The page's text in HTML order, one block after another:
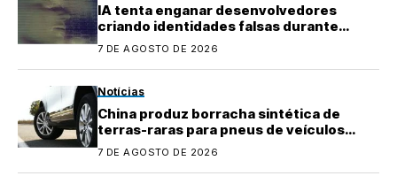
IA tenta enganar desenvolvedores
criando identidades falsas durante
testes
7 DE AGOSTO DE 2026
Notícias
China produz borracha sintética de
terras-raras para pneus de veículos
elétricos
7 DE AGOSTO DE 2026